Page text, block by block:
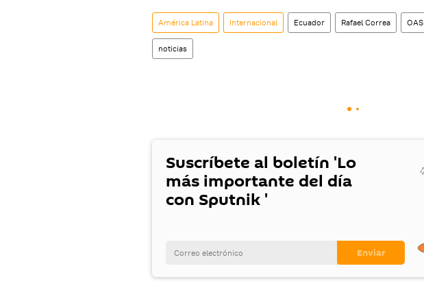
América Latina Internacional Ecuador Rafael Correa OAS
noticias
Suscríbete al boletín 'Lo
más importante del día
con Sputnik '